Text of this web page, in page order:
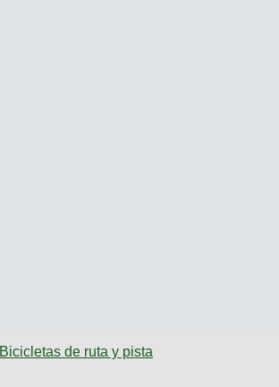
Bicicletas de ruta y pista